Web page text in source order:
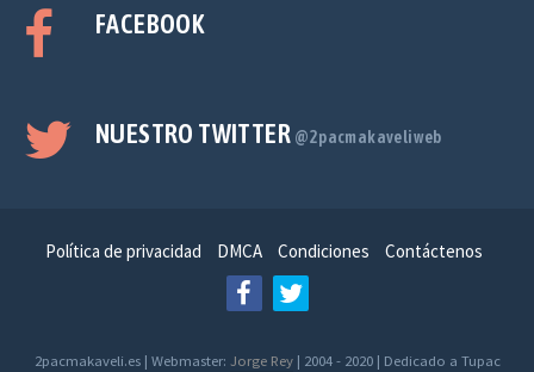
FACEBOOK
NUESTRO TWITTER @2pacmakaveliweb
Política de privacidad DMCA Condiciones Contáctenos
2pacmakaveli.es | Webmaster: Jorge Rey| 2004 - 2020 | Dedicado a Tupac